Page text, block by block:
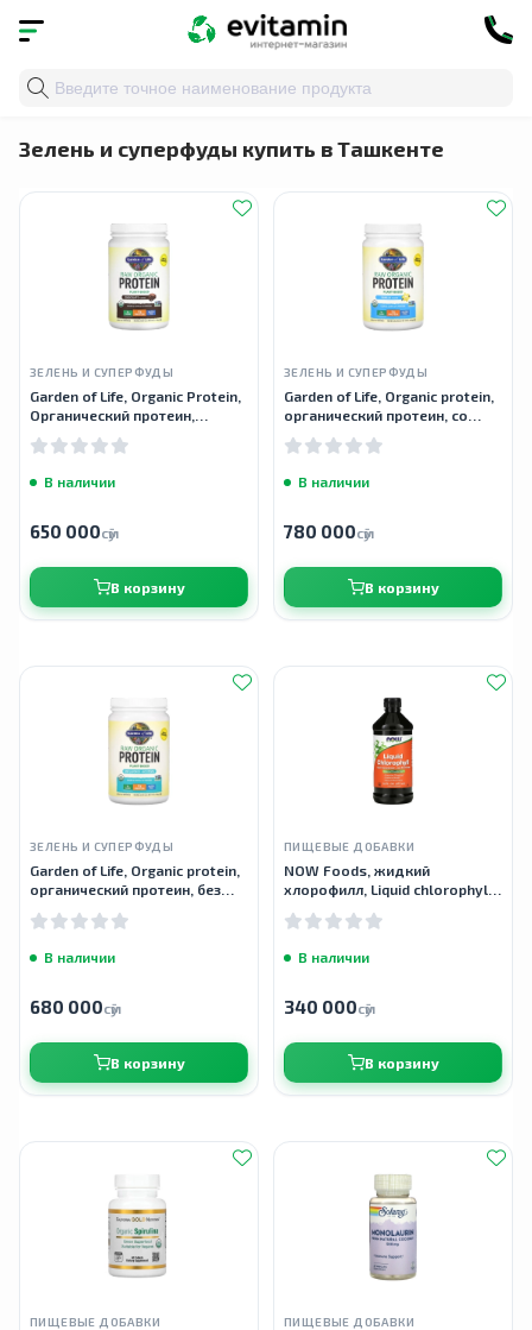
Главная Травы и натуральные средства
Зелень и суперфуды купить в Ташкенте
ЗЕЛЕНЬ И СУПЕРФУДЫ
Garden of Life, Organic Protein,
Органический протеин,
шоколад, 700 г
В наличии
650 000сӯм
В корзину
ЗЕЛЕНЬ И СУПЕРФУДЫ
Garden of Life, Organic protein,
органический протеин, со
вкусом ваниль, 660 г
В наличии
780 000сӯм
В корзину
ЗЕЛЕНЬ И СУПЕРФУДЫ
Garden of Life, Organic protein,
органический протеин, без
В наличии
680 000сӯм
В корзину
ПИЩЕВЫЕ ДОБАВКИ
NOW Foods, жидкий
хлорофилл, Liquid chlorophyll,
473 мл (16 жидк. унций)
В наличии
340 000сӯм
В корзину
ПИЩЕВЫЕ ДОБАВКИ ПИЩЕВЫЕ ДОБАВКИ